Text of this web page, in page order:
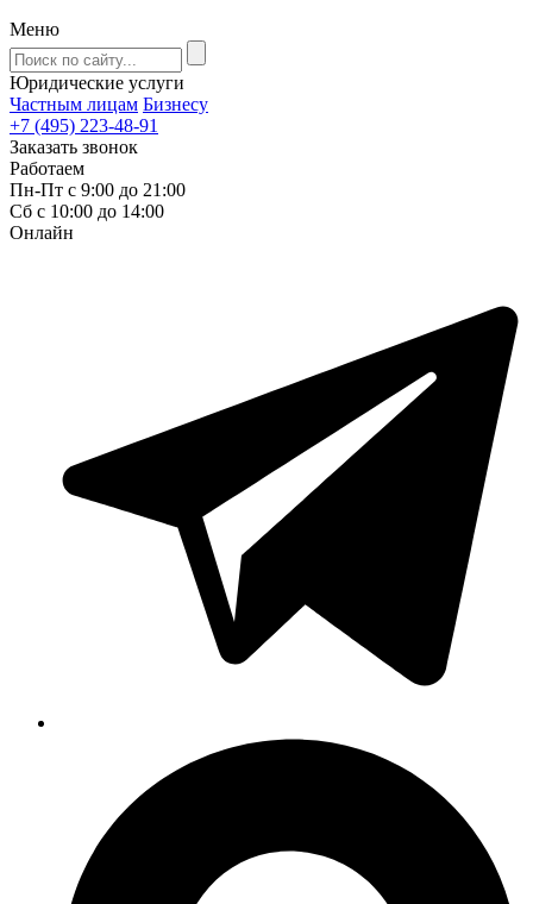
Меню
Юридические услуги
Частным лицам Бизнесу
+7 (495) 223-48-91
Заказать звонок
Работаем
Пн-Пт с 9:00 до 21:00
Сб с 10:00 до 14:00
Онлайн